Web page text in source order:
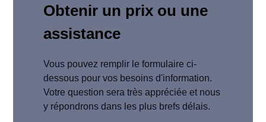
Obtenir un prix ou une
assistance
Vous pouvez remplir le formulaire ci-
dessous pour vos besoins d'information.
Votre question sera très appréciée et nous
y répondrons dans les plus brefs délais.